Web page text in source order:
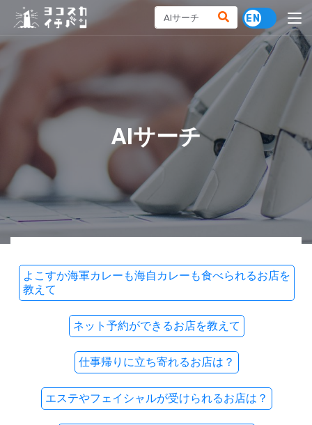
AIサーチ
よこすか海軍カレーも海自カレーも食べられるお店を
教えて
ネット予約ができるお店を教えて
仕事帰りに立ち寄れるお店は？
エステやフェイシャルが受けられるお店は？